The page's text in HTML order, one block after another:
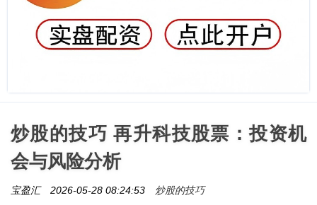
炒股的技巧 再升科技股票：投资机
会与风险分析
宝盈汇 2026-05-28 08:24:53 炒股的技巧